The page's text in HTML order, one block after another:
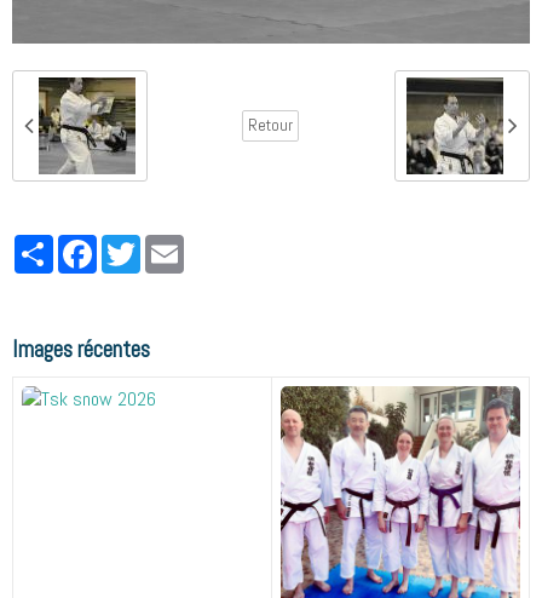
Retour
PartagerFacebookTwitter
Images récentes